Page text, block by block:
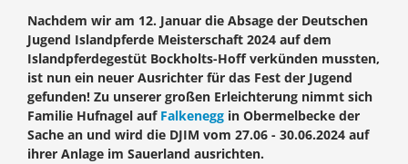
Nachdem wir am 12. Januar die Absage der Deutschen
Jugend Islandpferde Meisterschaft 2024 auf dem
Islandpferdegestüt Bockholts-Hoff verkünden mussten,
ist nun ein neuer Ausrichter für das Fest der Jugend
gefunden! Zu unserer großen Erleichterung nimmt sich
Familie Hufnagel auf Falkenegg in Obermelbecke der
Sache an und wird die DJIM vom 27.06 - 30.06.2024 auf
ihrer Anlage im Sauerland ausrichten.